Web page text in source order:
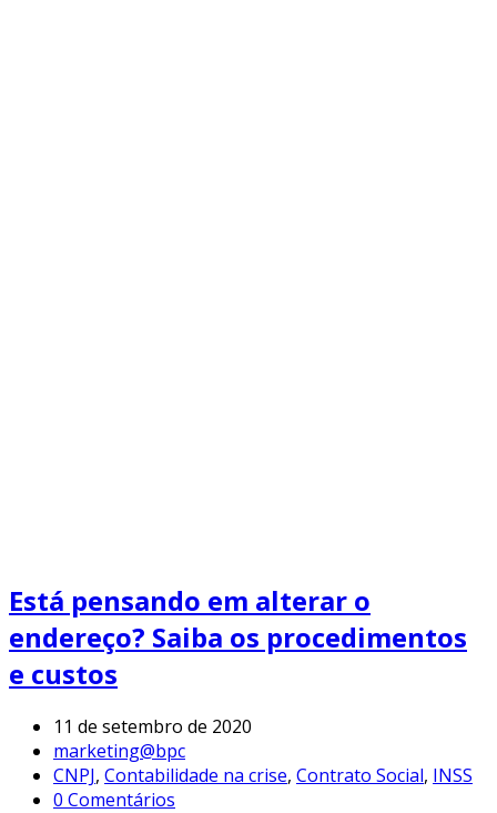
Está pensando em alterar o
endereço? Saiba os procedimentos
e custos
11 de setembro de 2020
marketing@bpc
CNPJ, Contabilidade na crise, Contrato Social, INSS
0 Comentários